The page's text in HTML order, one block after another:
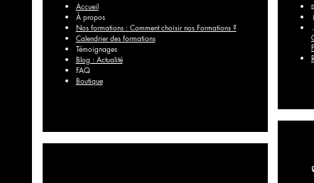
Accueil
À propos
Nos formations : Comment choisir nos Formations ?
Calendrier des formations
Témoignages
Blog : Actualité
FAQ​
Boutique